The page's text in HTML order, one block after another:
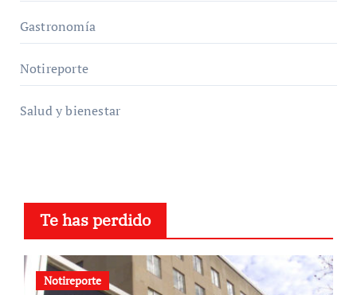
Gastronomía
Notireporte
Salud y bienestar
Te has perdido
Notireporte